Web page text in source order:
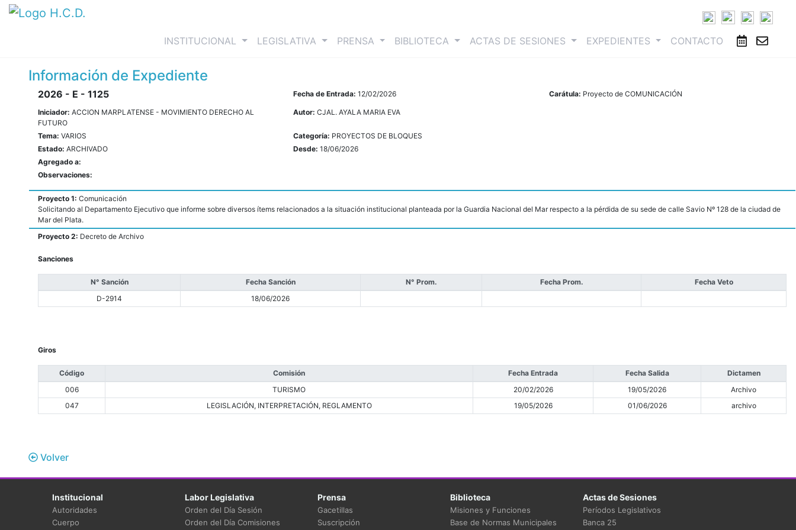
INSTITUCIONAL (current)LEGISLATIVA PRENSA BIBLIOTECA ACTAS DE SESIONES EXPEDIENTES CONTACTO
Información de Expediente
2026 - E - 1125 Fecha de Entrada:12/02/2026 Carátula: Proyecto de COMUNICACIÓN
Iniciador: ACCION MARPLATENSE - MOVIMIENTO DERECHO AL
FUTURO
Autor:CJAL. AYALA MARIA EVA
Tema: VARIOS Categoría: PROYECTOS DE BLOQUES
Estado: ARCHIVADO Desde:18/06/2026
Agregado a:
Observaciones:
Proyecto 1: Comunicación
Solicitando al Departamento Ejecutivo que informe sobre diversos ítems relacionados a la situación institucional planteada por la Guardia Nacional del Mar respecto a la pérdida de su sede de calle Savio Nº 128 de la ciudad de
Mar del Plata.
Proyecto 2: Decreto de Archivo
Sanciones
N° Sanción Fecha Sanción N° Prom. Fecha Prom.
Fecha Veto
D-2914
18/06/2026
Giros
Código Comisión Fecha Entrada Fecha Salida
Dictamen
006
TURISMO 20/02/2026 19/05/2026
Archivo
047
LEGISLACIÓN, INTERPRETACIÓN, REGLAMENTO 19/05/2026 01/06/2026 archivo
Volver
Institucional
Autoridades
Cuerpo
Labor Legislativa
Orden del Día Sesión
Orden del Día Comisiones
Prensa
Gacetillas
Suscripción
Biblioteca
Misiones y Funciones
Base de Normas Municipales
Actas de Sesiones
Períodos Legislativos
Banca 25